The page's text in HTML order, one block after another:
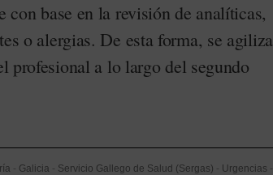
con base en la revisión de analíticas,
o alergias. De esta forma, se agiliza
profesional a lo largo del segundo
- Galicia - Servicio Gallego de Salud (Sergas) - Urgencias -